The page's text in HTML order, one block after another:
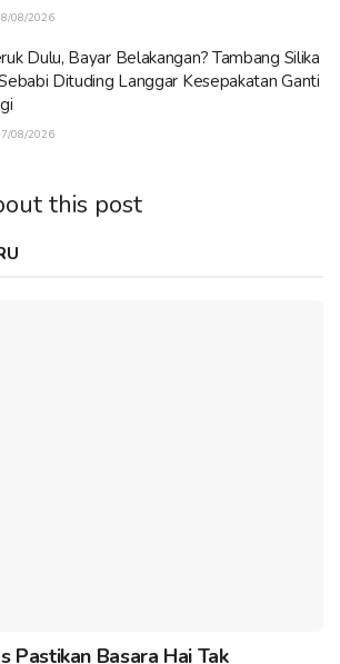
08/2026
Dulu, Bayar Belakangan? Tambang Silika
Dituding Langgar Kesepakatan Ganti
08/2026
this post
Pastikan Basara Hai Tak